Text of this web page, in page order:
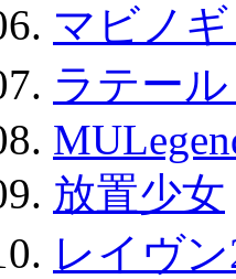
マビノ
ラテー
放置少女
レイヴ